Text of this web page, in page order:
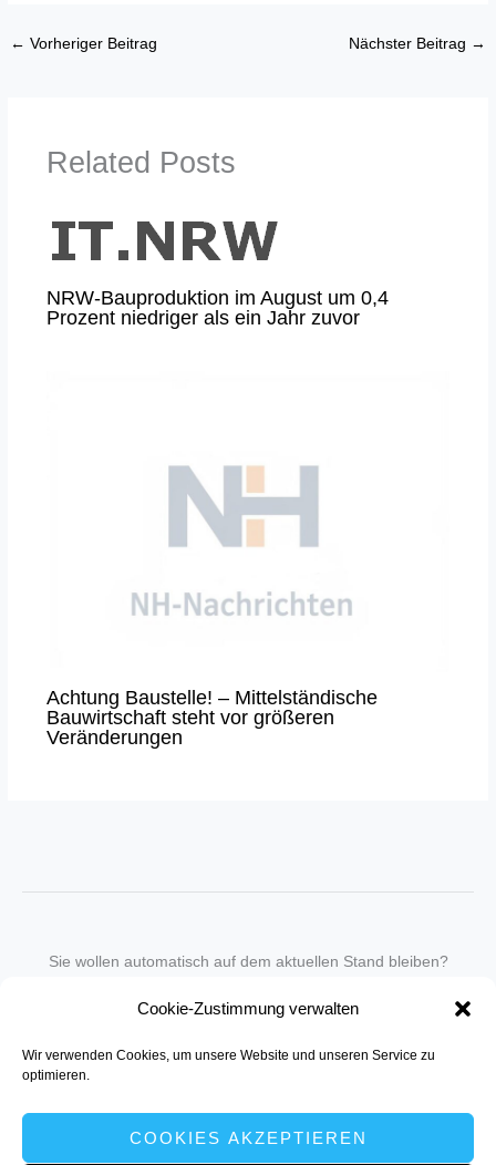
Cookie-Zustimmung verwalten
Wir verwenden Cookies, um unsere Website und unseren Service zu
optimieren.
COOKIES AKZEPTIEREN
← Vorheriger Beitrag Nächster Beitrag →
Related Posts
NRW-Bauproduktion im August um 0,4
Prozent niedriger als ein Jahr zuvor
Achtung Baustelle! – Mittelständische
Bauwirtschaft steht vor größeren
Veränderungen
Sie wollen automatisch auf dem aktuellen Stand bleiben?
in unseren Newsletter-Service auf.
Senden Sie für ein Angebot einfach eine